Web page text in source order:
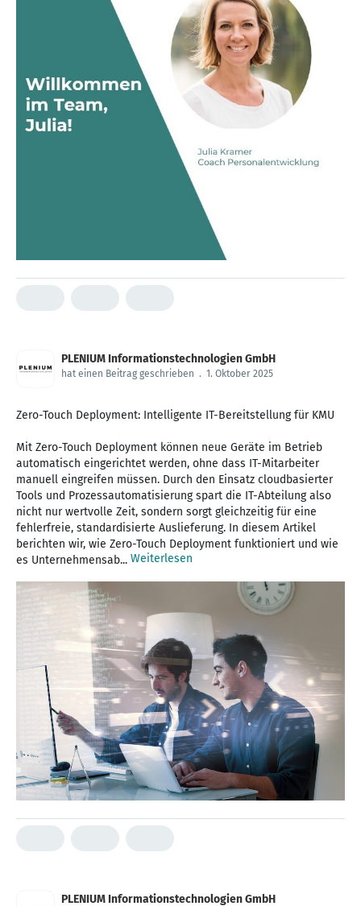
PLENIUM Informationstechnologien GmbH
hat einen Beitrag geschrieben . 1. Oktober 2025
Zero-Touch Deployment: Intelligente IT-Bereitstellung für KMU
Mit Zero-Touch Deployment können neue Geräte im Betrieb
automatisch eingerichtet werden, ohne dass IT-Mitarbeiter
manuell eingreifen müssen. Durch den Einsatz cloudbasierter
Tools und Prozessautomatisierung spart die IT-Abteilung also
nicht nur wertvolle Zeit, sondern sorgt gleichzeitig für eine
fehlerfreie, standardisierte Auslieferung. In diesem Artikel
berichten wir, wie Zero-Touch Deployment funktioniert und wie
es Unternehmensab... Weiterlesen
PLENIUM Informationstechnologien GmbH